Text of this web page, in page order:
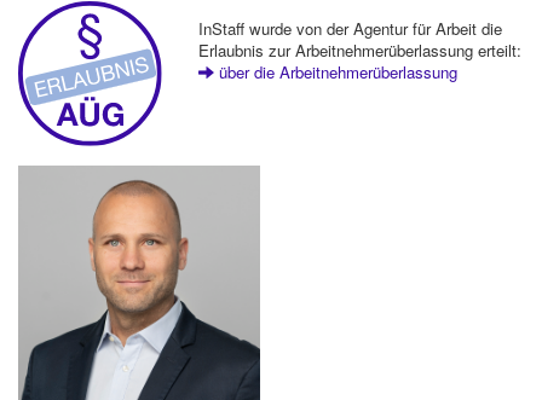
InStaff wurde von der Agentur für Arbeit die
Erlaubnis zur Arbeitnehmerüberlassung erteilt:
über die Arbeitnehmerüberlassung